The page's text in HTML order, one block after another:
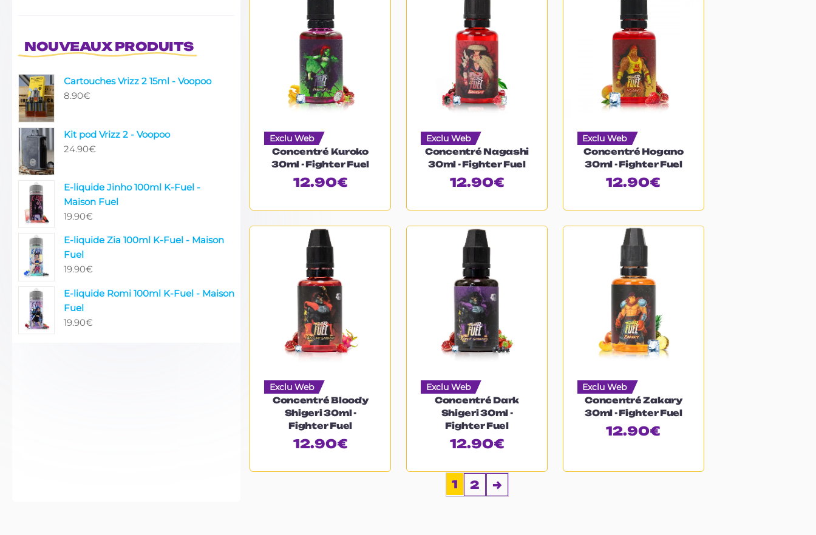
NOUVEAUX PRODUITS
Cartouches Vrizz 2 15ml - Voopoo
8.90€
Kit pod Vrizz 2 - Voopoo
24.90€
E-liquide Jinho 100ml K-Fuel -
Maison Fuel
19.90€
E-liquide Zia 100ml K-Fuel - Maison
Fuel
19.90€
E-liquide Romi 100ml K-Fuel - Maison
Fuel
19.90€
Exclu Web
Concentré Kuroko
30ml - Fighter Fuel
12.90€
Exclu Web
Concentré Nagashi
30ml - Fighter Fuel
12.90€
Exclu Web
Concentré Hogano
30ml - Fighter Fuel
12.90€
Exclu Web
Concentré Bloody
Shigeri 30ml -
Fighter Fuel
12.90€
Exclu Web
Concentré Dark
Shigeri 30ml -
Fighter Fuel
12.90€
Exclu Web
Concentré Zakary
30ml - Fighter Fuel
12.90€
1 2 →